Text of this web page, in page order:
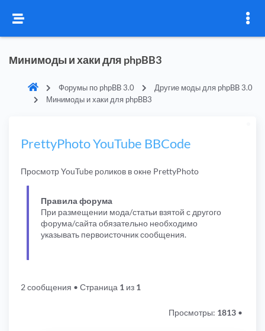
Минимоды и хаки для phpBB3
Форумы по phpBB 3.0
Другие моды для phpBB 3.0
Минимоды и хаки для phpBB3
PrettyPhoto YouTube BBCode
Просмотр YouTube роликов в окне PrettyPhoto
Правила форума
При размещении мода/статьи взятой с другого
форума/сайта обязательно необходимо
указывать первоисточник сообщения.
2 сообщения • Страница 1 из 1
Просмотры: 1813 •